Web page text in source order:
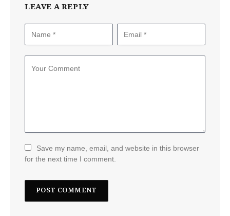
LEAVE A REPLY
Save my name, email, and website in this browser
for the next time I comment.